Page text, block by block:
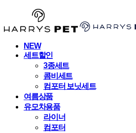
NEW
세트할인
3종세트
콤비세트
컴포터 보닛세트
여름상품
유모차용품
라이너
컴포터